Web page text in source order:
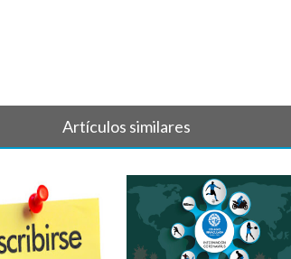
Artículos similares